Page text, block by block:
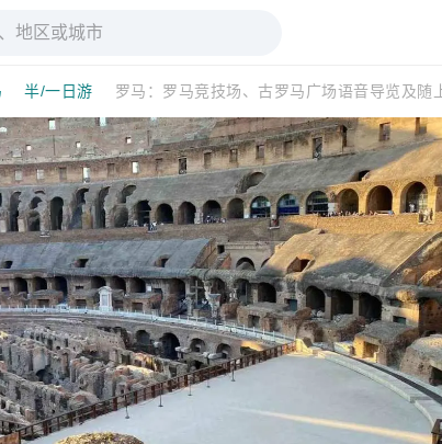
半/一日游 罗马：罗马竞技场、古罗马广场语音导览及随